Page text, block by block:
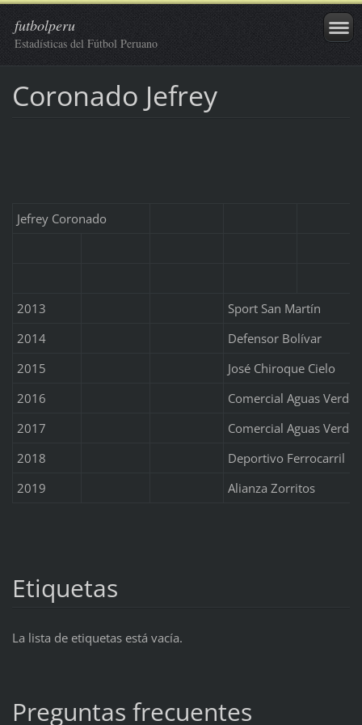
futbolperu
Estadísticas del Fútbol Peruano
Coronado Jefrey
Jefrey Coronado
2013
Sport San Martín
2014
Defensor Bolívar
2015
José Chiroque Cielo
2016
Comercial Aguas Verdes
2017
Comercial Aguas Verdes
2018
Deportivo Ferrocarril
2019
Alianza Zorritos
Etiquetas
La lista de etiquetas está vacía.
Preguntas frecuentes